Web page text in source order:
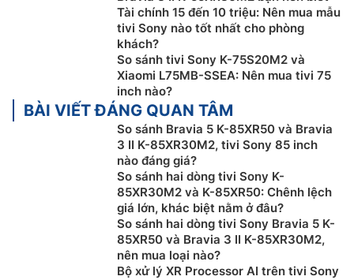
Hệ điều hành Google tivi
85 Inch 4K K-85XR50 được trang bị
hệ điều hành Google tivi, bạn có thể duyệt tìm trong
hơn 400.000 bộ phim và tập chương trình truyền hình
trên khắp các dịch vụ truyền hình trực tuyến, tập hợp
tại một nơi, sắp xếp theo chủ đề và thể loại dựa trên
nội dung bạn quan tâm.
Tài chính 15 đến 10 triệu: Nên mua mẫu
tivi Sony nào tốt nhất cho phòng
khách?
So sánh tivi Sony K-75S20M2 và
Xiaomi L75MB-SSEA: Nên mua tivi 75
inch nào?
BÀI VIẾT ĐÁNG QUAN TÂM
So sánh Bravia 5 K-85XR50 và Bravia
3 II K-85XR30M2, tivi Sony 85 inch
nào đáng giá?
So sánh hai dòng tivi Sony K-
85XR30M2 và K-85XR50: Chênh lệch
giá lớn, khác biệt nằm ở đâu?
So sánh hai dòng tivi Sony Bravia 5 K-
85XR50 và Bravia 3 II K-85XR30M2,
nên mua loại nào?
Bộ xử lý XR Processor AI trên tivi Sony